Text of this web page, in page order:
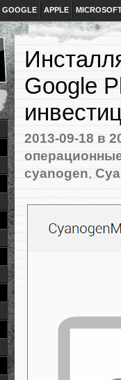
GOOGLE APPLE
Google
2013-09-18 в
cyanogen,